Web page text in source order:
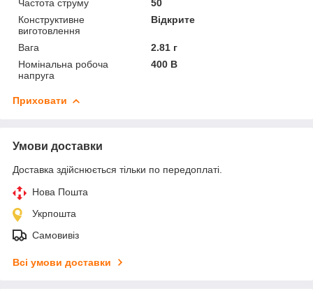
Частота струму
50
Конструктивне
виготовлення
Відкрите
Вага
2.81 г
Номінальна робоча
напруга
400 В
Приховати
Умови доставки
Доставка здійснюється тільки по передоплаті.
Нова Пошта
Укрпошта
Самовивіз
Всі умови доставки